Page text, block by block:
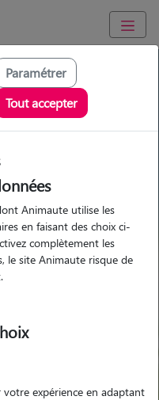
chien et chat en famille
promenades
animaux à
à Bologne
Paramétrer
Tout accepter
Animaute utilise les
en faisant des choix ci-
complètement les
le site Animaute risque de
expérience en adaptant